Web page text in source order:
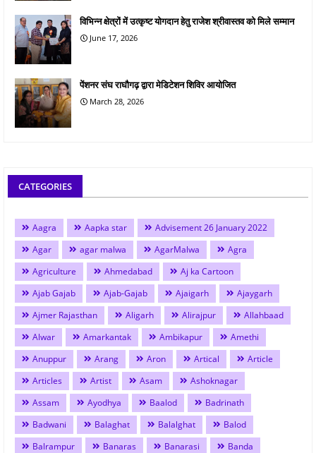
विभिन्न क्षेत्रों में उत्कृष्ट योगदान हेतु राजेश श्रीवास्तव को मिले सम्मान
June 17, 2026
पेंशनर संघ राघौगढ़ द्वारा मेडिटेशन शिविर आयोजित
March 28, 2026
CATEGORIES
Aagra Aapka star
Advisement 26 January 2022
Agar
agar malwa AgarMalwa
Agra
Agriculture
Ahmedabad
Aj ka Cartoon
Ajab Gajab
Ajab-Gajab Ajaigarh
Ajaygarh
Ajmer Rajasthan
Aligarh Alirajpur
Allahbaad
Alwar
Amarkantak Ambikapur
Amethi
Anuppur
Arang Aron Artical
Article
Articles
Artist Asam
Ashoknagar
Assam
Ayodhya Baalod
Badrinath
Badwani
Balaghat Balalghat
Balod
Balrampur
Banaras Banarasi
Banda